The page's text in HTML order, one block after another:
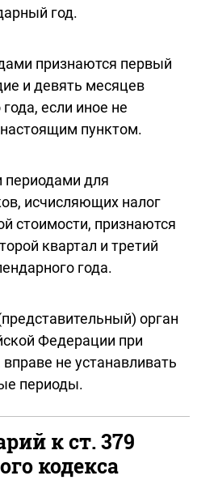
год.
признаются первый
и девять месяцев
если иное не
пунктом.
для
исчисляющих налог
стоимости, признаются
квартал и третий
года.
орган
Федерации при
не устанавливать
периоды.
к ст. 379
кодекса